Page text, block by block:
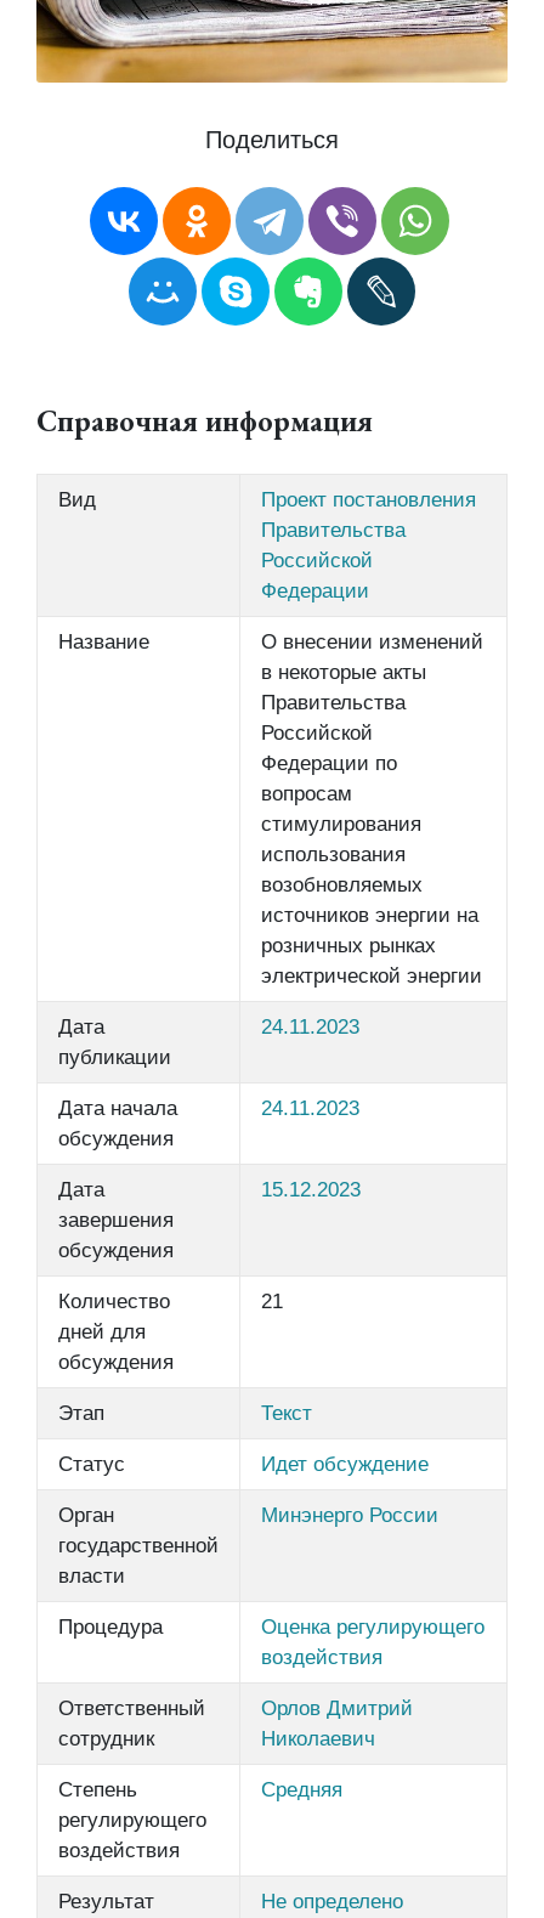
Поделиться
Справочная информация
Вид
Проект постановления
Правительства
Российской
Федерации
Название
О внесении изменений
в некоторые акты
Правительства
Российской
Федерации по
вопросам
стимулирования
использования
возобновляемых
источников энергии на
розничных рынках
электрической энергии
Дата
публикации
24.11.2023
Дата начала
обсуждения
24.11.2023
Дата
завершения
обсуждения
15.12.2023
Количество
дней для
обсуждения
21
Этап Текст
Статус Идет обсуждение
Орган
государственной
власти
Минэнерго России
Процедура
Оценка регулирующего
воздействия
Ответственный
сотрудник
Орлов Дмитрий
Николаевич
Степень
регулирующего
воздействия
Средняя
Результат Не определено